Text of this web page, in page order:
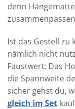
denn
Ist das Gestell zu
nämlich nicht
Faustwert: Das
die Spannweite
sicher gehst du,
gleich im Set